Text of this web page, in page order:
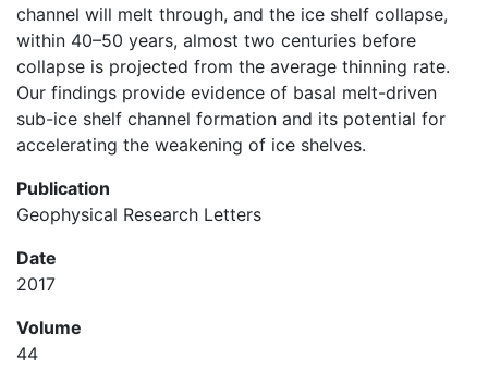
channel will melt through, and the ice shelf collapse,
within 40–50 years, almost two centuries before
collapse is projected from the average thinning rate.
Our findings provide evidence of basal melt-driven
sub-ice shelf channel formation and its potential for
accelerating the weakening of ice shelves.
Publication
Geophysical Research Letters
Date
2017
Volume
44